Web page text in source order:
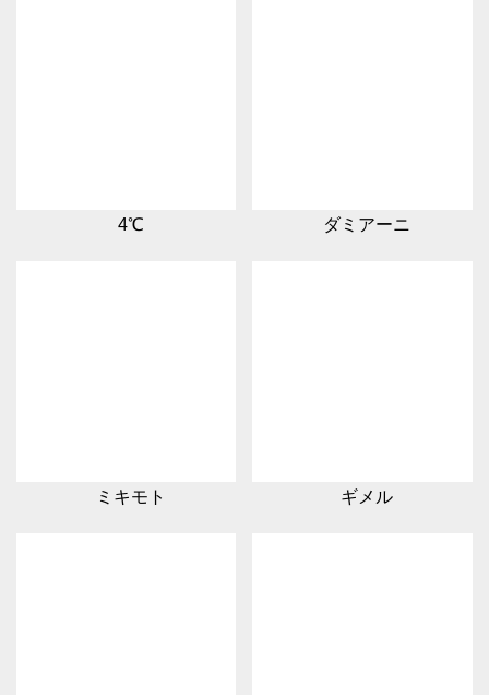
4℃ ダミアーニ
ミキモト ギメル